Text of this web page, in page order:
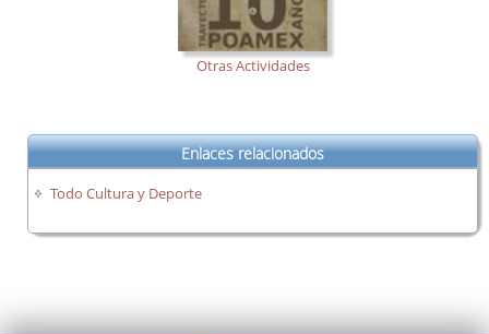
Otras Actividades
Enlaces relacionados
Todo Cultura y Deporte